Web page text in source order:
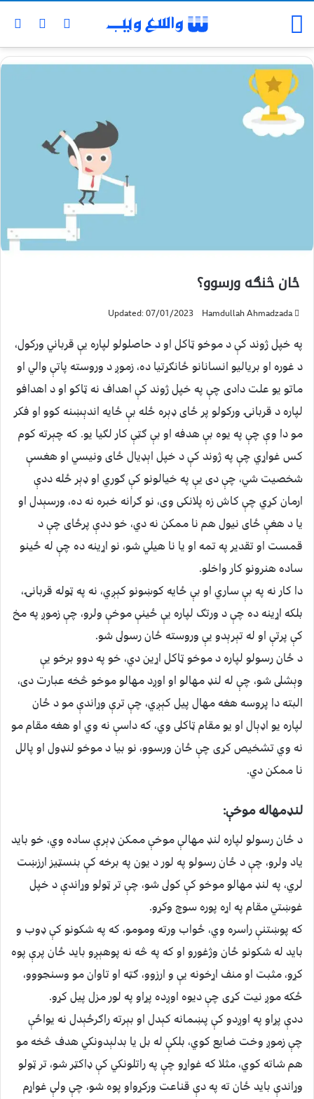
ځان څنګه ورسوو؟
Hamdullah Ahmadzada
Updated: 07/01/2023
په خپل ژوند کې د موخو ټاکل او د حاصلولو لپاره يې قرباني ورکول،
د غوره او برياليو انسانانو ځانګړتيا ده، زموږ د وروسته پاتې والي او
ماتو يو علت دادى چې په خپل ژوند کې اهداف نه ټاکو او د اهدافو
لپاره د قربانۍ ورکولو پر ځاى ډېره ځله بې ځايه اندېښنه کوو او فکر
مو دا وې چې په يوه بې هدفه او بې ګټې کار لګيا يو. که چېرته کوم
کس غواړي چې په ژوند کې د خپل اېډيال ځاى ونيسي او هغسې
شخصيت شي، چې دى يې په خيالونو کې ګوري او ډېر ځله ددې
ارمان کړي چې کاش زه پلانکى وى، نو ګرانه خبره نه ده، ورسېدل او
يا د هغې ځاى نيول هم نا ممکن نه دي، خو ددې پرځاى چې د
قمست او تقدير په تمه او يا نا هيلي شو، نو اړينه ده چې له ځينو
ساده هنرونو کار واخلو.
دا کار نه په بې ساري او بې ځايه کوښونو کېږي، نه په ټوله قربانۍ،
بلکه اړينه ده چې د ورتګ لپاره يې ځينې موخې ولرو، چې زموږ په مخ
کې پرتې او له تېرېدو يې وروسته ځان رسولى شو.
د ځان رسولو لپاره د موخو ټاکل اړين دي، خو په دوو برخو يې
وېشلى شو، چې له لنډ مهالو او اوږد مهالو موخو څخه عبارت دى،
البته دا پروسه هغه مهال پيل کېږي، چې ترې وړاندې مو د ځان
لپاره يو اډېال او يو مقام ټاکلى وي، که داسې نه وي او هغه مقام مو
نه وي تشخيص کړى چې ځان ورسوو، نو بيا د موخو لنډول او پالل
نا ممکن دي.
لنډمهاله موخې:
د ځان رسولو لپاره لنډ مهالې موخې ممکن ډېرې ساده وي، خو بايد
ياد ولرو، چې د ځان رسولو په لور د يون په برخه کې بنسټيز ارزښت
لري، په لنډ مهالو موخو کې کولى شو، چې تر ټولو وړاندې د خپل
غوښتي مقام په اړه پوره سوچ وکړو.
که پوښتنې راسره وي، ځواب ورته ومومو، که په شکونو کې ډوب و
بايد له شکونو ځان وژغورو او که په څه نه پوهېږو بايد ځان پرې پوه
کړو، مثبت او منف اړخونه يې و ارزوو، ګټه او تاوان مو وسنجووو،
ځکه موږ نيت کړى چې ديوه اوږده پړاو په لور مزل پيل کړو.
ددې پړاو په اوږدو کې پښمانه کېدل او بېرته راګرځېدل نه يواځې
چې زموږ وخت ضايع کوي، بلکې له بل يا بدلېدونکي هدف څخه مو
هم شاته کوي، مثلا که غواړو چې په راتلونکي کې ډاکټر شو، تر ټولو
وړاندې بايد ځان ته په دې قناعت ورکړواو پوه شو، چې ولې غواړم